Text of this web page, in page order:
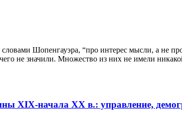
Шопенгауэра, “про интерес мысли, а не
не значили. Множество из них не имели
XIX-начала ХХ в.: управление,